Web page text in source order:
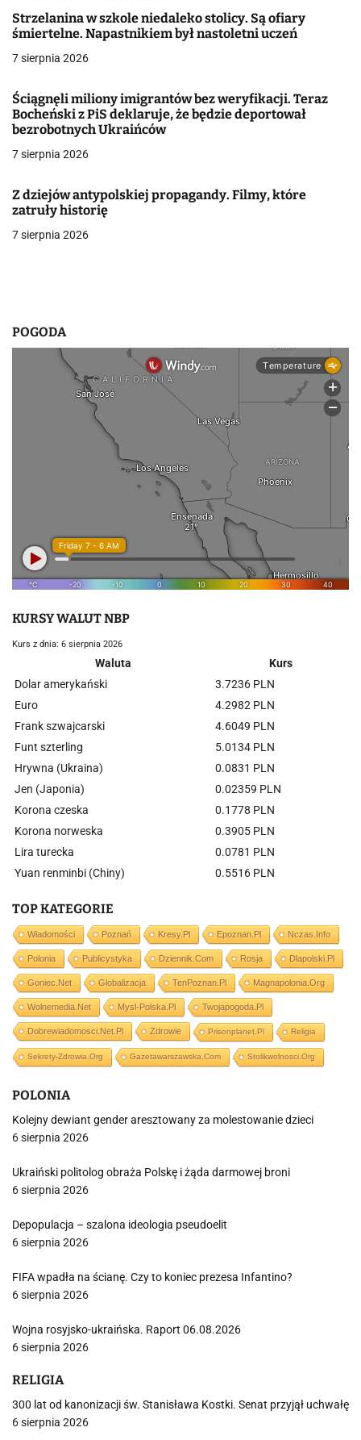
a
c
a
w
i
s
Strzelanina w szkole niedaleko stolicy. Są ofiary
śmiertelne. Napastnikiem był nastoletni uczeń
7 sierpnia 2026
Ściągnęli miliony imigrantów bez weryfikacji. Teraz
Bocheński z PiS deklaruje, że będzie deportował
bezrobotnych Ukraińców
7 sierpnia 2026
Z dziejów antypolskiej propagandy. Filmy, które
zatruły historię
7 sierpnia 2026
POGODA
KURSY WALUT NBP
Kurs z dnia: 6 sierpnia 2026
Waluta
Kurs
Dolar amerykański
3.7236 PLN
Euro
4.2982 PLN
Frank szwajcarski
4.6049 PLN
Funt szterling
5.0134 PLN
Hrywna (Ukraina)
0.0831 PLN
Jen (Japonia)
0.02359 PLN
Korona czeska
0.1778 PLN
Korona norweska
0.3905 PLN
Lira turecka
0.0781 PLN
Yuan renminbi (Chiny)
0.5516 PLN
TOP KATEGORIE
Wiadomości Poznań Kresy.pl Epoznan.pl Nczas.info
Polonia Publicystyka Dziennik.com Rosja Dlapolski.pl
Goniec.net Globalizacja TenPoznan.pl Magnapolonia.org
Wolnemedia.net Mysl-Polska.pl Twojapogoda.pl
Dobrewiadomosci.net.pl Zdrowie Prisonplanet.pl Religia
Sekrety-Zdrowia.org Gazetawarszawska.com Stolikwolnosci.org
POLONIA
Kolejny dewiant gender aresztowany za molestowanie dzieci
6 sierpnia 2026
Ukraiński politolog obraża Polskę i żąda darmowej broni
6 sierpnia 2026
Depopulacja – szalona ideologia pseudoelit
6 sierpnia 2026
FIFA wpadła na ścianę. Czy to koniec prezesa Infantino?
6 sierpnia 2026
Wojna rosyjsko-ukraińska. Raport 06.08.2026
6 sierpnia 2026
RELIGIA
300 lat od kanonizacji św. Stanisława Kostki. Senat przyjął uchwałę
6 sierpnia 2026